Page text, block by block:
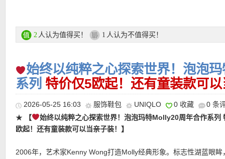
限时折扣，6月3日截止！
记卡等
运费：德国境内每单3.95欧起，满80欧包邮！
热门明星单品推荐
2 人认为值得买！ 1 人认为不值得买！
始终以纯粹之心探索世界！泡泡
系列 特价仅5欧起！还有童装款可
2026-05-25 16:03 服饰鞋包 UNIQLO 0 收藏
0 条
★
【
始终以纯粹之心探索世界！泡泡玛特Molly20周年合作系列
欧起！还有童装款可以当亲子装！】
2006年，艺术家Kenny Wong打造Molly经典形象。标志性湖蓝眼眸